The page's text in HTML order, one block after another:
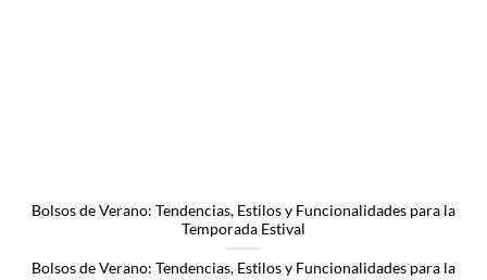
Bolsos de Verano: Tendencias, Estilos y Funcionalidades para la
Temporada Estival
Bolsos de Verano: Tendencias, Estilos y Funcionalidades para la